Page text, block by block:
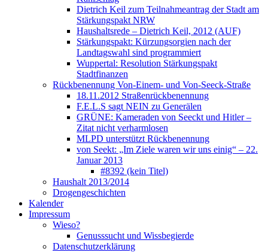
Dietrich Keil zum Teilnahmeantrag der Stadt am
Stärkungspakt NRW
Haushaltsrede – Dietrich Keil, 2012 (AUF)
Stärkungspakt: Kürzungsorgien nach der
Landtagswahl sind programmiert
Wuppertal: Resolution Stärkungspakt
Stadtfinanzen
Rückbenennung Von-Einem- und Von-Seeck-Straße
18.11.2012 Straßenrückbenennung
F.E.L.S sagt NEIN zu Generälen
GRÜNE: Kameraden von Seeckt und Hitler –
Zitat nicht verharmlosen
MLPD unterstützt Rückbenennung
von Seekt: „Im Ziele waren wir uns einig“ – 22.
Januar 2013
#8392 (kein Titel)
Haushalt 2013/2014
Drogengeschichten
Kalender
Impressum
Wieso?
Genusssucht und Wissbegierde
Datenschutzerklärung